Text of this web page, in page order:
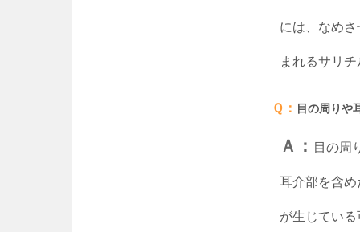
には、なめ
まれるサリ
Ｑ： 目の周りや
Ａ： 目の周
耳介部を含
が生じてい